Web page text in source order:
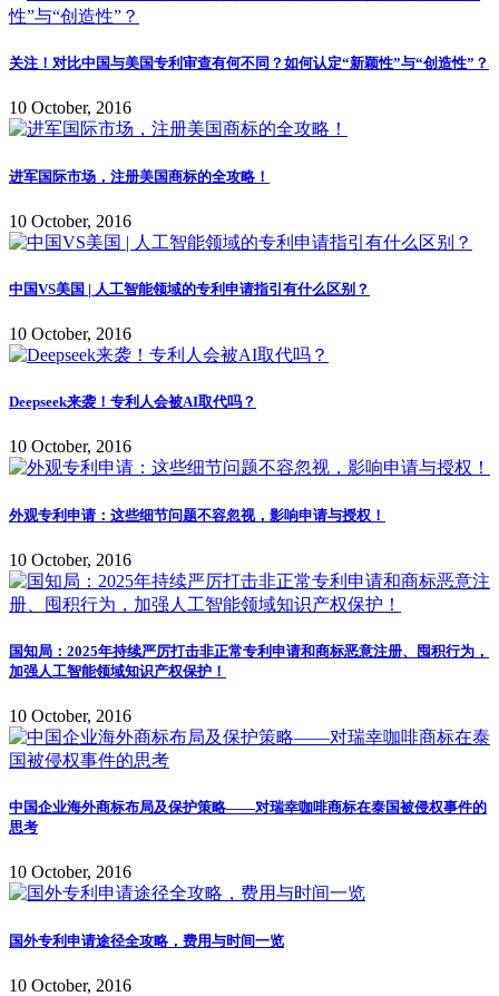
关注！对比中国与美国专利审查有何不同？如何认定“新颖性”与“创造性”？
10 October, 2016
进军国际市场，注册美国商标的全攻略！
10 October, 2016
中国VS美国 | 人工智能领域的专利申请指引有什么区别？
10 October, 2016
Deepseek来袭！专利人会被AI取代吗？
10 October, 2016
外观专利申请：这些细节问题不容忽视，影响申请与授权！
10 October, 2016
国知局：2025年持续严厉打击非正常专利申请和商标恶意注册、囤积行为，
加强人工智能领域知识产权保护！
10 October, 2016
中国企业海外商标布局及保护策略——对瑞幸咖啡商标在泰国被侵权事件的
思考
10 October, 2016
国外专利申请途径全攻略，费用与时间一览
10 October, 2016